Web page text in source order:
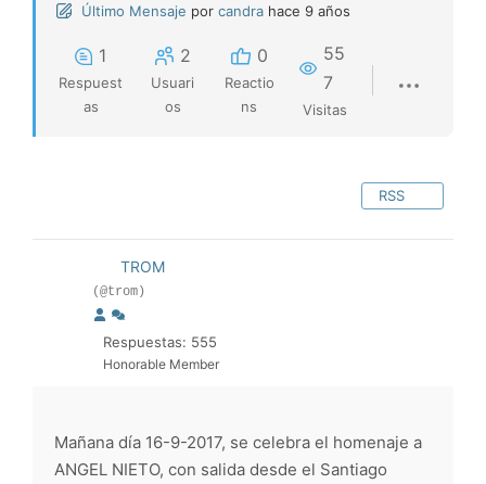
Último Mensaje por candra hace 9 años
1
Respuest
as
2
Usuari
os
0
Reactio
ns
55
7
Visitas
RSS
TROM
(@trom)
Respuestas: 555
Honorable Member
Mañana día 16-9-2017, se celebra el homenaje a
ANGEL NIETO, con salida desde el Santiago